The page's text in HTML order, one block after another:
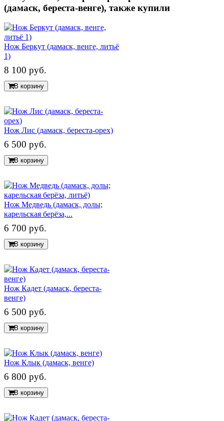
(дамаск, береста-венге), также купили
Нож Беркут (дамаск, венге, литьё
1)
8 100 руб.
В корзину
Нож Лис (дамаск, береста-орех)
6 500 руб.
В корзину
Нож Медведь (дамаск, долы;
карельская берёза,...
6 700 руб.
В корзину
Нож Кадет (дамаск, береста-
венге)
6 500 руб.
В корзину
Нож Клык (дамаск, венге)
6 800 руб.
В корзину